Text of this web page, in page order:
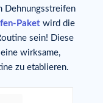
Dehnungsstreifen
Paket wird die
sein! Diese
wirksame,
zu etablieren.